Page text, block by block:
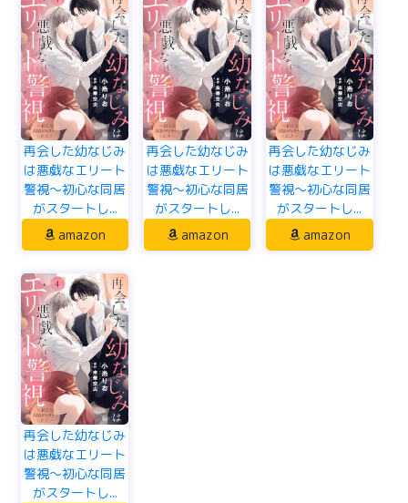
再会した幼なじみ
は悪戯なエリート
警視～初心な同居
がスタートし...
amazon
再会した幼なじみ
は悪戯なエリート
警視～初心な同居
がスタートし...
amazon
再会した幼なじみ
は悪戯なエリート
警視～初心な同居
がスタートし...
amazon
再会した幼なじみ
は悪戯なエリート
警視～初心な同居
がスタートし...